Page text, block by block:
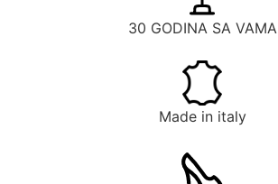
30 GODINA SA VAMA
Made in italy